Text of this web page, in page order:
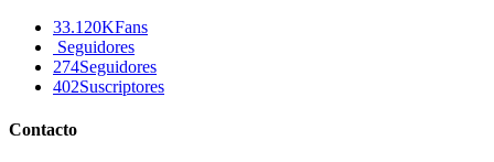
33.120KFans
Seguidores
274Seguidores
402Suscriptores
Contacto